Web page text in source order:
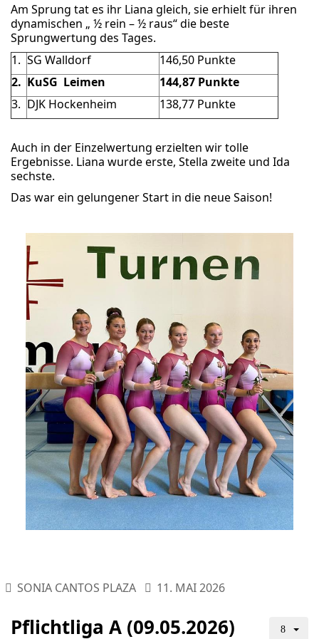
Am Sprung tat es ihr Liana gleich, sie erhielt für ihren
dynamischen „ ½ rein – ½ raus“ die beste
Sprungwertung des Tages.
1. SG Walldorf
146,50 Punkte
2. KuSG Leimen
144,87 Punkte
3. DJK Hockenheim 138,77 Punkte
Auch in der Einzelwertung erzielten wir tolle
Ergebnisse. Liana wurde erste, Stella zweite und Ida
sechste.
Das war ein gelungener Start in die neue Saison!
SONIA CANTOS PLAZA 11. MAI 2026
Pflichtliga A (09.05.2026)